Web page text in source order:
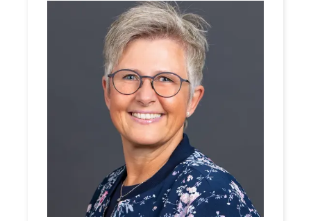
Carola
Hünerfeld